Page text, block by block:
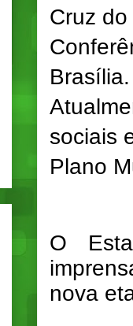
Cruz
Brasília.
sociais
Plano
O
nova